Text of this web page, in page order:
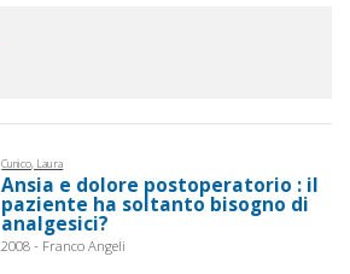
Cunico, Laura
Ansia e dolore postoperatorio : il
paziente ha soltanto bisogno di
analgesici?
2008 - Franco Angeli